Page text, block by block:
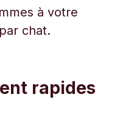
à votre
chat.
rapides